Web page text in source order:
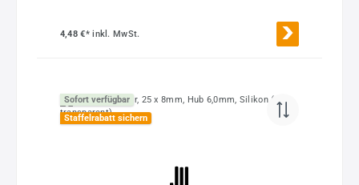
4,48 €*inkl. MwSt.
Sofort verfügbar
Staffelrabatt sichern